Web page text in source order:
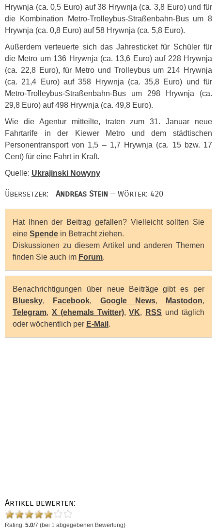
Hrywnja (ca. 0,5 Euro) auf 38 Hrywnja (ca. 3,8 Euro) und für
die Kombination Metro-Trolleybus-Straßenbahn-Bus um 8
Hrywnja (ca. 0,8 Euro) auf 58 Hrywnja (ca. 5,8 Euro).
Außerdem verteuerte sich das Jahresticket für Schüler für
die Metro um 136 Hrywnja (ca. 13,6 Euro) auf 228 Hrywnja
(ca. 22,8 Euro), für Metro und Trolleybus um 214 Hrywnja
(ca. 21,4 Euro) auf 358 Hrywnja (ca. 35,8 Euro) und für
Metro-Trolleybus-Straßenbahn-Bus um 298 Hrywnja (ca.
29,8 Euro) auf 498 Hrywnja (ca. 49,8 Euro).
Wie die Agentur mitteilte, traten zum 31. Januar neue
Fahrtarife in der Kiewer Metro und dem städtischen
Personentransport von 1,5 – 1,7 Hrywnja (ca. 15 bzw. 17
Cent) für eine Fahrt in Kraft.
Quelle: Ukrajinski Nowyny
Übersetzer: Andreas Stein — Wörter: 420
Hat Ihnen der Beitrag gefallen? Vielleicht sollten Sie
eine Spende in Betracht ziehen.
Diskussionen zu diesem Artikel und anderen Themen
finden Sie auch im Forum.
Benachrichtigungen über neue Beiträge gibt es per
Bluesky, Facebook, Google News, Mastodon,
Telegram, X (ehemals Twitter),VK, RSS und täglich
oder wöchentlich per E-Mail .
Artikel bewerten:
Rating: 5.0/7 (bei 1 abgegebenen Bewertung)